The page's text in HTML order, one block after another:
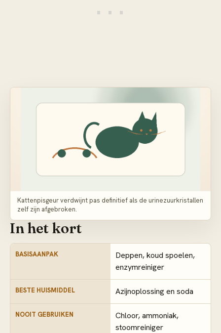
Kattenpisgeur verdwijnt pas definitief als de urinezuurkristallen
zelf zijn afgebroken.
In het kort
BASISAANPAK
Deppen, koud spoelen,
enzymreiniger
BESTE HUISMIDDEL Azijnoplossing en soda
NOOIT GEBRUIKEN
Chloor, ammoniak,
stoomreiniger